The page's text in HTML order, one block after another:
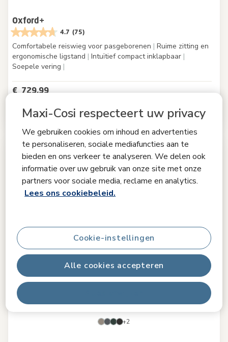
Maxi-Cosi respecteert uw privacy
We gebruiken cookies om inhoud en advertenties
te personaliseren, sociale mediafuncties aan te
bieden en ons verkeer te analyseren. We delen ook
informatie over uw gebruik van onze site met onze
partners voor sociale media, reclame en analytics.
Lees ons cookiebeleid.
Alle cookies accepteren
Cookie-instellingen
Oxford+
4.7 (75)
Comfortabele reiswieg voor pasgeborenen | Ruime zitting en
ergonomische ligstand | Intuïtief compact inklapbaar |
Soepele vering |
€ 729,99
Op voorraad
+2